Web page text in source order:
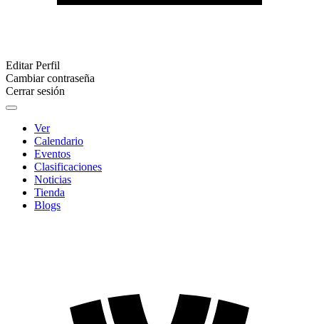
Editar Perfil
Cambiar contraseña
Cerrar sesión
Ver
Calendario
Eventos
Clasificaciones
Noticias
Tienda
Blogs